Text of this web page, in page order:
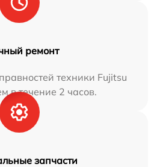
ремонт
техники Fujitsu
в течение 2 часов.
запчасти